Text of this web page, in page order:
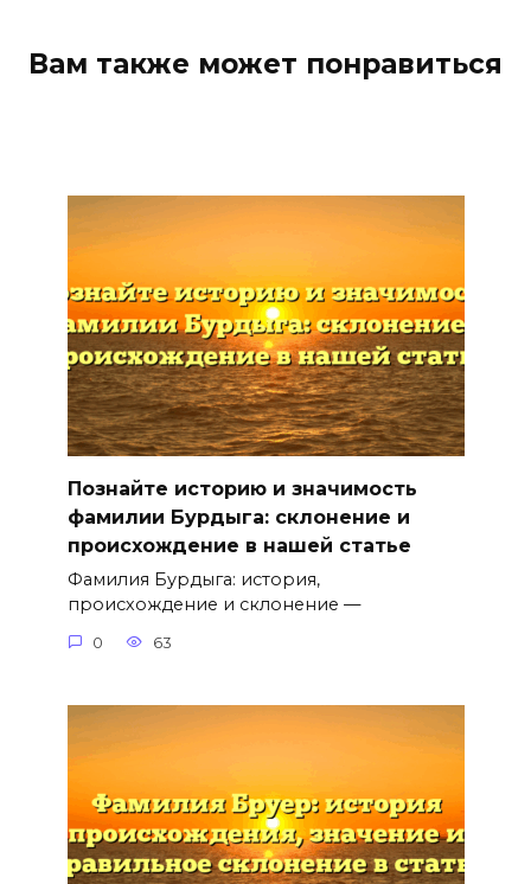
Вам также может понравиться
Познайте историю и значимость
фамилии Бурдыга: склонение и
происхождение в нашей статье
Фамилия Бурдыга: история,
происхождение и склонение —
0 63